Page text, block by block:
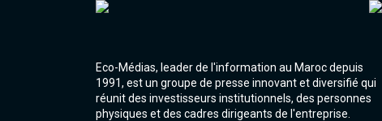
Eco-Médias, leader de l'information au Maroc depuis
1991, est un groupe de presse innovant et diversifié qui
réunit des investisseurs institutionnels, des personnes
physiques et des cadres dirigeants de l'entreprise.